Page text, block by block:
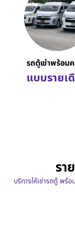
รถตู้เช่าพร้อม
แบบรายเ
รา
บริการให้เช่ารถตู้ พร้